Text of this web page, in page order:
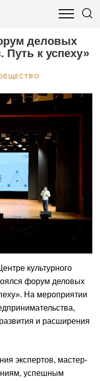
БИЗНЕС И ФИНАНСЫ
деловых
к успеху»
культурного
форум деловых
На мероприятии
и расширения
экспертов, мастер-
успешным